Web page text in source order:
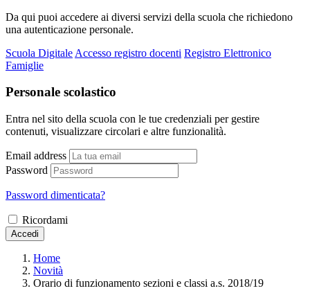
Da qui puoi accedere ai diversi servizi della scuola che richiedono
una autenticazione personale.
Scuola Digitale Accesso registro docenti Registro Elettronico
Famiglie
Personale scolastico
Entra nel sito della scuola con le tue credenziali per gestire
contenuti, visualizzare circolari e altre funzionalità.
Email address
Password
Password dimenticata?
Ricordami
Accedi
Home
Novità
Orario di funzionamento sezioni e classi a.s. 2018/19